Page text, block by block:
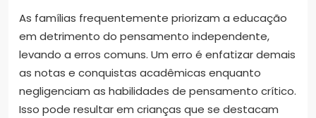
As famílias frequentemente priorizam a educação
em detrimento do pensamento independente,
levando a erros comuns. Um erro é enfatizar demais
as notas e conquistas acadêmicas enquanto
negligenciam as habilidades de pensamento crítico.
Isso pode resultar em crianças que se destacam